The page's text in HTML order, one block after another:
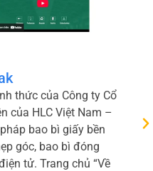
thức của Công ty Cổ
của HLC Việt Nam –
bao bì giấy bền
góc, bao bì đóng
tử. Trang chủ “Về